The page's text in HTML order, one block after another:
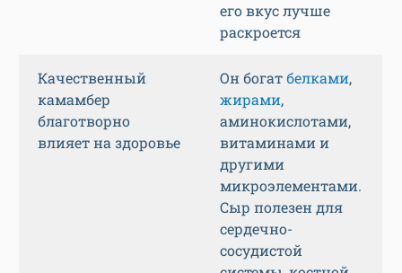
его вкус лучше
раскроется
Качественный
камамбер
благотворно
влияет на здоровье
Он богатбелками,
жирами,
аминокислотами,
витаминами и
другими
микроэлементами.
Сыр полезен для
сердечно-
сосудистой